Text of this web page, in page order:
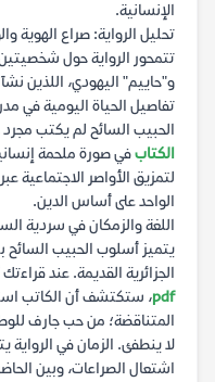
الإنسانية.
تحليل الرواية: صراع الهوية
تتمحور الرواية حول
و"حاييم" اليهودي، اللذين
تفاصيل الحياة اليومية
الحبيب السائح لم يكتب
الكتابفي صورة ملحمة
لتمزيق الأواصر الاجتماعية
الواحد على أساس الدين.
اللغة والزمكان في سردية
يتميز أسلوب الحبيب السائح
الجزائرية القديمة. عند
pdf، ستكتشف أن الكاتب
المتناقضة؛ من حب جارف
لا ينطفئ. الزمان في الرواية
اشتعال الصراعات، وبين